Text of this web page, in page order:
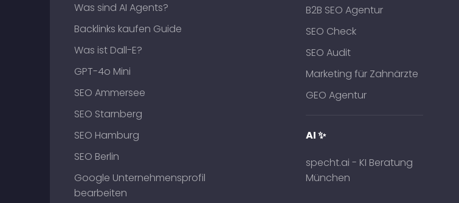
Was sind AI Agents?
Backlinks kaufen Guide
Was ist Dall-E?
GPT-4o Mini
SEO Ammersee
SEO Starnberg
SEO Hamburg
SEO Berlin
Google Unternehmensprofil
bearbeiten
B2B SEO Agentur
SEO Check
SEO Audit
Marketing für Zahnärzte
GEO Agentur
AI ✨
specht.ai - KI Beratung
München